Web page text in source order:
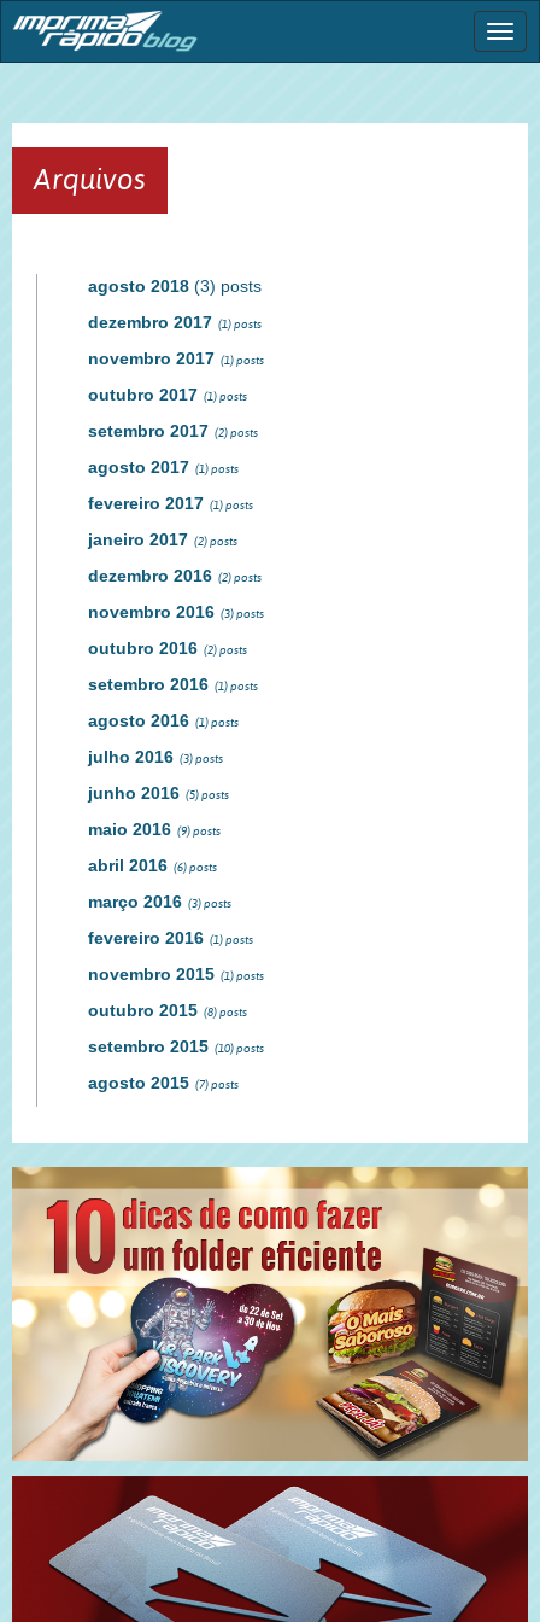
Arquivos
agosto 2018 (3) posts
dezembro 2017 (1) posts
novembro 2017 (1) posts
outubro 2017 (1) posts
setembro 2017 (2) posts
agosto 2017 (1) posts
fevereiro 2017 (1) posts
janeiro 2017 (2) posts
dezembro 2016 (2) posts
novembro 2016 (3) posts
outubro 2016 (2) posts
setembro 2016 (1) posts
agosto 2016 (1) posts
julho 2016 (3) posts
junho 2016 (5) posts
maio 2016 (9) posts
abril 2016 (6) posts
março 2016 (3) posts
fevereiro 2016 (1) posts
novembro 2015 (1) posts
outubro 2015 (8) posts
setembro 2015 (10) posts
agosto 2015 (7) posts